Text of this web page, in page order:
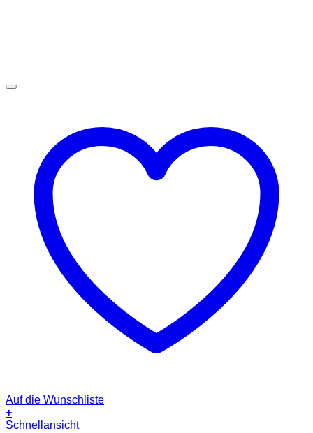
Auf die Wunschliste
+
Schnellansicht